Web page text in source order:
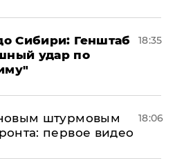
Сибири: Генштаб
удар по
18:35
штурмовым
первое видео
18:06